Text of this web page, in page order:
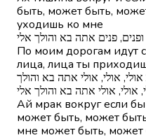
быть, может быть,
уходишь ко мне
ופנים, פנים אתה בא והולך אלי
По моим дорогам идут
лица, лица ты
אולי, אולי אתה בא והולך
אולי, אולי אתה בא והולך אלי
Ай мрак вокруг если
может быть, может
мне может быть,